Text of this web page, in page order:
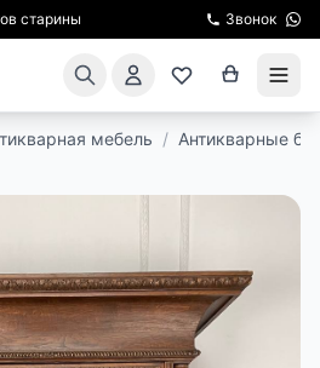
старины Звонок
мебель / Антикварные